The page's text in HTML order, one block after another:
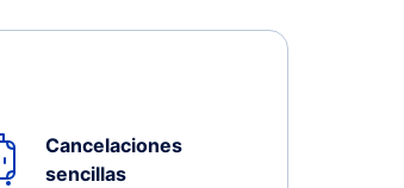
Cancelaciones
sencillas